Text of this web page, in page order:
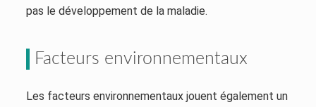
pas le développement de la maladie.
Facteurs environnementaux
Les facteurs environnementaux jouent également un